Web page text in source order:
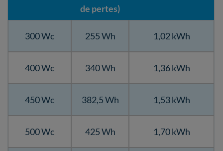
de pertes)
300 Wc 255 Wh 1,02 kWh
400 Wc 340 Wh 1,36 kWh
450 Wc 382,5 Wh 1,53 kWh
500 Wc 425 Wh 1,70 kWh